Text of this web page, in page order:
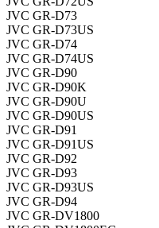
JVC GR-D73
JVC GR-D73US
JVC GR-D74
JVC GR-D74US
JVC GR-D90
JVC GR-D90K
JVC GR-D90U
JVC GR-D90US
JVC GR-D91
JVC GR-D91US
JVC GR-D92
JVC GR-D93
JVC GR-D93US
JVC GR-D94
JVC GR-DV1800